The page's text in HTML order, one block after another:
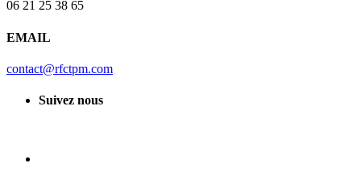
06 21 25 38 65
EMAIL
contact@rfctpm.com
Suivez nous